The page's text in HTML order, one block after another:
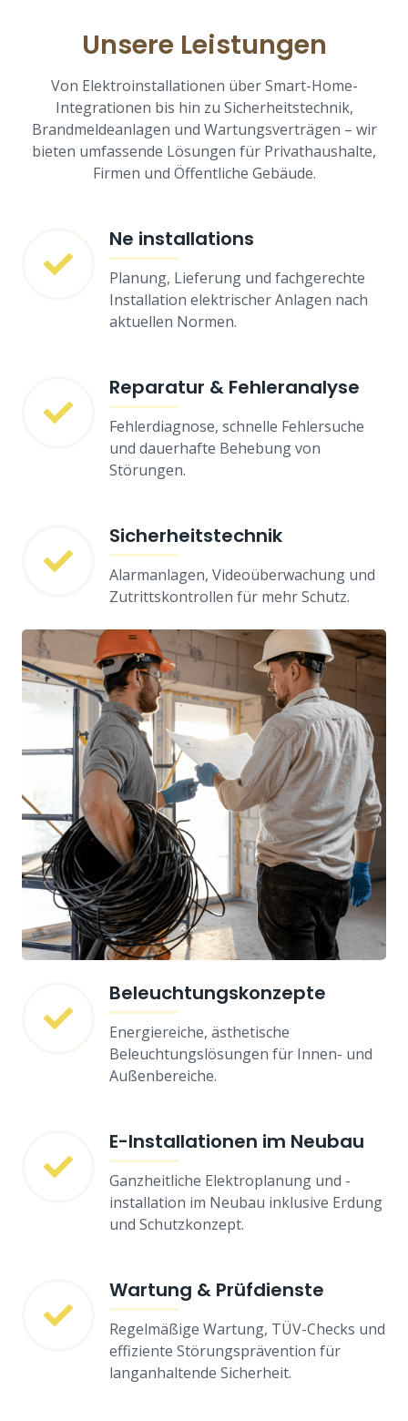
Unsere Leistungen
Von Elektroinstallationen über Smart-Home-
Integrationen bis hin zu Sicherheitstechnik,
Brandmeldeanlagen und Wartungsverträgen – wir
bieten umfassende Lösungen für Privathaushalte,
Firmen und Öffentliche Gebäude.
Ne installations
Planung, Lieferung und fachgerechte
Installation elektrischer Anlagen nach
aktuellen Normen.
Reparatur & Fehleranalyse
Fehlerdiagnose, schnelle Fehlersuche
und dauerhafte Behebung von
Störungen.
Sicherheitstechnik
Alarmanlagen, Videoüberwachung und
Zutrittskontrollen für mehr Schutz.
Beleuchtungskonzepte
Energiereiche, ästhetische
Beleuchtungslösungen für Innen- und
Außenbereiche.
E-Installationen im Neubau
Ganzheitliche Elektroplanung und -
installation im Neubau inklusive Erdung
und Schutzkonzept.
Wartung & Prüfdienste
Regelmäßige Wartung, TÜV-Checks und
effiziente Störungsprävention für
langanhaltende Sicherheit.